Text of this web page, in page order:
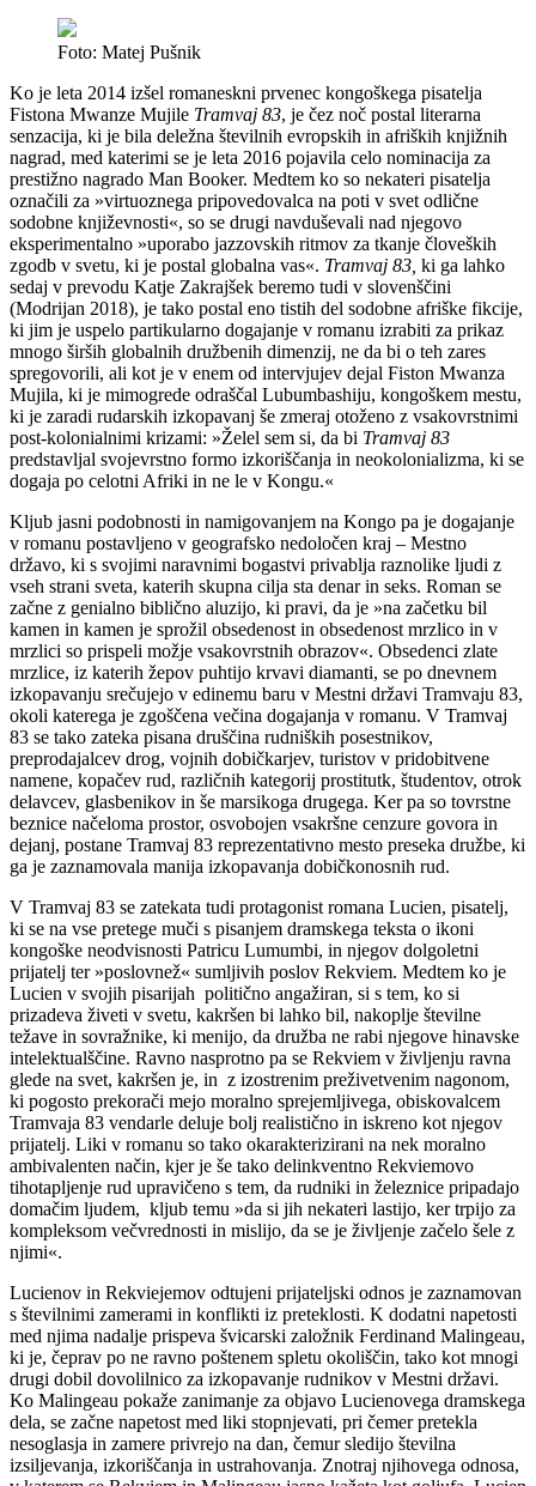
Foto: Matej Pušnik
Ko je leta 2014 izšel romaneskni prvenec kongoškega pisatelja
Fistona Mwanze Mujile Tramvaj 83, je čez noč postal literarna
senzacija, ki je bila deležna številnih evropskih in afriških knjižnih
nagrad, med katerimi se je leta 2016 pojavila celo nominacija za
prestižno nagrado Man Booker. Medtem ko so nekateri pisatelja
označili za »virtuoznega pripovedovalca na poti v svet odlične
sodobne književnosti«, so se drugi navduševali nad njegovo
eksperimentalno »uporabo jazzovskih ritmov za tkanje človeških
zgodb v svetu, ki je postal globalna vas«. Tramvaj 83, ki ga lahko
sedaj v prevodu Katje Zakrajšek beremo tudi v slovenščini
(Modrijan 2018), je tako postal eno tistih del sodobne afriške fikcije,
ki jim je uspelo partikularno dogajanje v romanu izrabiti za prikaz
mnogo širših globalnih družbenih dimenzij, ne da bi o teh zares
spregovorili, ali kot je v enem od intervjujev dejal Fiston Mwanza
Mujila, ki je mimogrede odraščal Lubumbashiju, kongoškem mestu,
ki je zaradi rudarskih izkopavanj še zmeraj otoženo z vsakovrstnimi
post-kolonialnimi krizami: »Želel sem si, da bi Tramvaj 83
predstavljal svojevrstno formo izkoriščanja in neokolonializma, ki se
dogaja po celotni Afriki in ne le v Kongu.«
Kljub jasni podobnosti in namigovanjem na Kongo pa je dogajanje
v romanu postavljeno v geografsko nedoločen kraj – Mestno
državo, ki s svojimi naravnimi bogastvi privablja raznolike ljudi z
vseh strani sveta, katerih skupna cilja sta denar in seks. Roman se
začne z genialno biblično aluzijo, ki pravi, da je »na začetku bil
kamen in kamen je sprožil obsedenost in obsedenost mrzlico in v
mrzlici so prispeli možje vsakovrstnih obrazov«. Obsedenci zlate
mrzlice, iz katerih žepov puhtijo krvavi diamanti, se po dnevnem
izkopavanju srečujejo v edinemu baru v Mestni državi Tramvaju 83,
okoli katerega je zgoščena večina dogajanja v romanu. V Tramvaj
83 se tako zateka pisana druščina rudniških posestnikov,
preprodajalcev drog, vojnih dobičkarjev, turistov v pridobitvene
namene, kopačev rud, različnih kategorij prostitutk, študentov, otrok
delavcev, glasbenikov in še marsikoga drugega. Ker pa so tovrstne
beznice načeloma prostor, osvobojen vsakršne cenzure govora in
dejanj, postane Tramvaj 83 reprezentativno mesto preseka družbe, ki
ga je zaznamovala manija izkopavanja dobičkonosnih rud.
V Tramvaj 83 se zatekata tudi protagonist romana Lucien, pisatelj,
ki se na vse pretege muči s pisanjem dramskega teksta o ikoni
kongoške neodvisnosti Patricu Lumumbi, in njegov dolgoletni
prijatelj ter »poslovnež« sumljivih poslov Rekviem. Medtem ko je
Lucien v svojih pisarijah politično angažiran, si s tem, ko si
prizadeva živeti v svetu, kakršen bi lahko bil, nakoplje številne
težave in sovražnike, ki menijo, da družba ne rabi njegove hinavske
intelektualščine. Ravno nasprotno pa se Rekviem v življenju ravna
glede na svet, kakršen je, in z izostrenim preživetvenim nagonom,
ki pogosto prekorači mejo moralno sprejemljivega, obiskovalcem
Tramvaja 83 vendarle deluje bolj realistično in iskreno kot njegov
prijatelj. Liki v romanu so tako okarakterizirani na nek moralno
ambivalenten način, kjer je še tako delinkventno Rekviemovo
tihotapljenje rud upravičeno s tem, da rudniki in železnice pripadajo
domačim ljudem, kljub temu »da si jih nekateri lastijo, ker trpijo za
kompleksom večvrednosti in mislijo, da se je življenje začelo šele z
njimi«.
Lucienov in Rekviejemov odtujeni prijateljski odnos je zaznamovan
s številnimi zamerami in konflikti iz preteklosti. K dodatni napetosti
med njima nadalje prispeva švicarski založnik Ferdinand Malingeau,
ki je, čeprav po ne ravno poštenem spletu okoliščin, tako kot mnogi
drugi dobil dovolilnico za izkopavanje rudnikov v Mestni državi.
Ko Malingeau pokaže zanimanje za objavo Lucienovega dramskega
dela, se začne napetost med liki stopnjevati, pri čemer pretekla
nesoglasja in zamere privrejo na dan, čemur sledijo številna
izsiljevanja, izkoriščanja in ustrahovanja. Znotraj njihovega odnosa,